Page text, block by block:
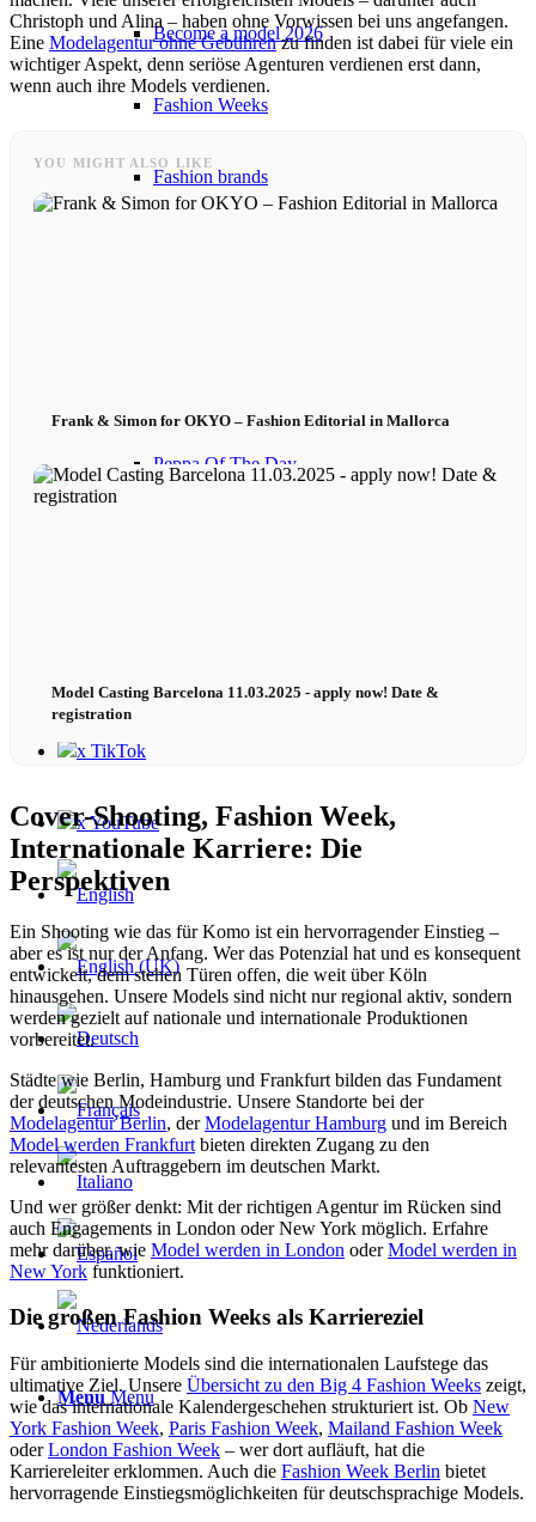
Become a model 2026
Fashion Weeks
Fashion brands
Peppa Of The Day
x TikTok
x YouTube
Menu Menu
Christoph und Alina – haben ohne Vorwissen bei uns angefangen.
Eine Modelagentur ohne Gebührenzu finden ist dabei für viele ein
wichtiger Aspekt, denn seriöse Agenturen verdienen erst dann,
wenn auch ihre Models verdienen.
YOU MIGHT ALSO LIKE
Frank & Simon for OKYO – Fashion Editorial in Mallorca
Model Casting Barcelona 11.03.2025 - apply now! Date &
registration
Cover-Shooting, Fashion Week,
Internationale Karriere: Die
Perspektiven
Ein Shooting wie das für Komo ist ein hervorragender Einstieg –
aber es ist nur der Anfang. Wer das Potenzial hat und es konsequent
entwickelt, dem stehen Türen offen, die weit über Köln
hinausgehen. Unsere Models sind nicht nur regional aktiv, sondern
werden gezielt auf nationale und internationale Produktionen
vorbereitet.
Städte wie Berlin, Hamburg und Frankfurt bilden das Fundament
der deutschen Modeindustrie. Unsere Standorte bei der
Modelagentur Berlin, derModelagentur Hamburg und im Bereich
Model werden Frankfurt bieten direkten Zugang zu den
relevantesten Auftraggebern im deutschen Markt.
Und wer größer denkt: Mit der richtigen Agentur im Rücken sind
auch Engagements in London oder New York möglich. Erfahre
mehr darüber, wie Model werden in London oderModel werden in
New York funktioniert.
Die großen Fashion Weeks als Karriereziel
Für ambitionierte Models sind die internationalen Laufstege das
ultimative Ziel. Unsere Übersicht zu den Big 4 Fashion Weeks zeigt,
wie das internationale Kalendergeschehen strukturiert ist. Ob New
York Fashion Week, Paris Fashion Week, Mailand Fashion Week
oderLondon Fashion Week – wer dort aufläuft, hat die
Karriereleiter erklommen. Auch die Fashion Week Berlin bietet
hervorragende Einstiegsmöglichkeiten für deutschsprachige Models.